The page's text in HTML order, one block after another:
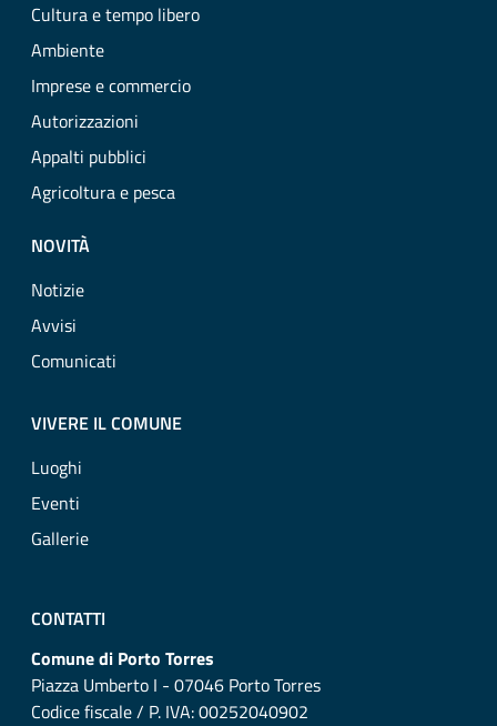
Cultura e tempo libero
Ambiente
Imprese e commercio
Autorizzazioni
Appalti pubblici
Agricoltura e pesca
NOVITÀ
Notizie
Avvisi
Comunicati
VIVERE IL COMUNE
Luoghi
Eventi
Gallerie
CONTATTI
Comune di Porto Torres
Piazza Umberto I - 07046 Porto Torres
Codice fiscale / P. IVA: 00252040902